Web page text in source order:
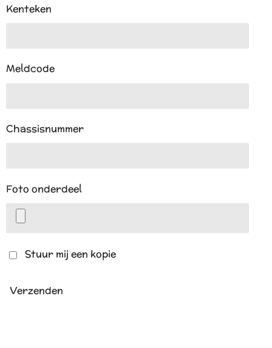
Kenteken
Meldcode
Chassisnummer
Foto onderdeel
Stuur mij een kopie
Verzenden